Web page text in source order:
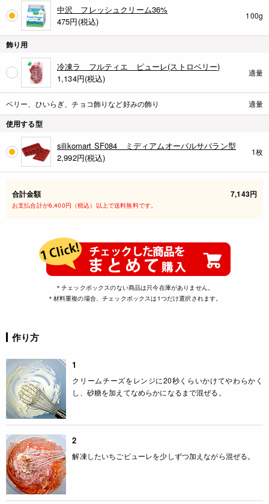
中沢 フレッシュクリーム36%
475円(税込)
100g
飾り用
冷凍ラ フルティエ ピューレ(ストロベリー)
1,134円(税込)
適量
ベリー、ひいらぎ、チョコ飾りなど好みの飾り 適量
使用する型
silikomart SF084 ミディアムオーバルサバラン型
2,992円(税込)
1枚
合計金額 7,143円
お支払合計が6,400円（税込）以上で送料無料です。
＊チェックボックスのない商品は只今在庫がありません。
＊材料重複の場合、チェックボックスは1つだけ選択されます。
作り方
1
クリームチーズをレンジに20秒くらいかけてやわらかく
し、砂糖を加えてなめらかになるまで混ぜる。
2
解凍したいちごピューレを少しずつ加えながら混ぜる。